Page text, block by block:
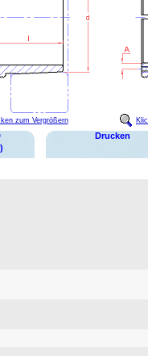
zum Vergrößern
Drucken